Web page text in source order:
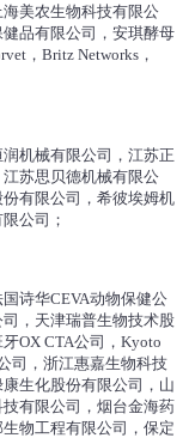
美农生物科技有限公
品有限公司，安琪酵母
，Britz Networks，
润机械有限公司，江苏正
苏思贝德机械有限公
有限公司，希彼埃姆机
公司；
诗华CEVA动物保健公
，天津瑞普生物技术股
OX CTA公司，Kyoto
司，浙江惠嘉生物科技
生化股份有限公司，山
有限公司，烟台金海药
物工程有限公司，保定